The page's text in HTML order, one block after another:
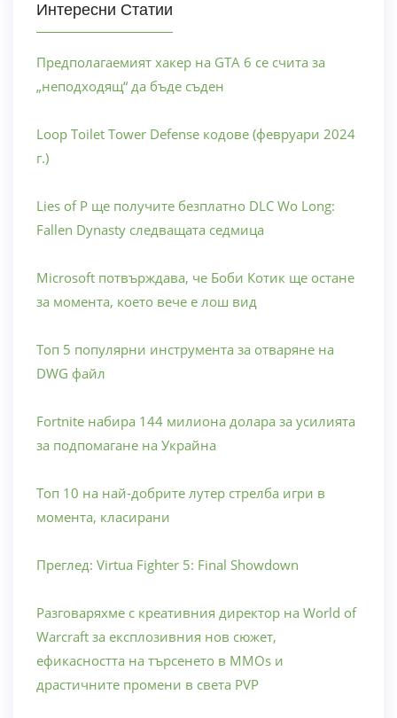
Интересни Статии
Предполагаемият хакер на GTA 6 се счита за
„неподходящ“ да бъде съден
Loop Toilet Tower Defense кодове (февруари 2024
г.)
Lies of P ще получите безплатно DLC Wo Long:
Fallen Dynasty следващата седмица
Microsoft потвърждава, че Боби Котик ще остане
за момента, което вече е лош вид
Топ 5 популярни инструмента за отваряне на
DWG файл
Fortnite набира 144 милиона долара за усилията
за подпомагане на Украйна
Топ 10 на най-добрите лутер стрелба игри в
момента, класирани
Преглед: Virtua Fighter 5: Final Showdown
Разговаряхме с креативния директор на World of
Warcraft за експлозивния нов сюжет,
ефикасността на търсенето в MMOs и
драстичните промени в света PVP